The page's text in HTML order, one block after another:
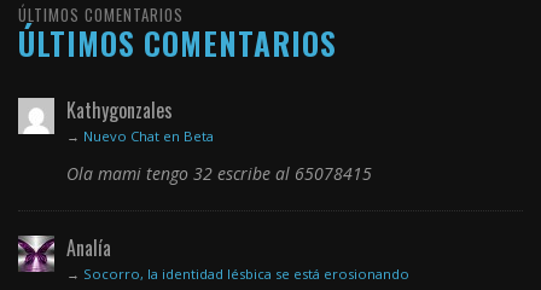
ÚLTIMOS COMENTARIOS
ÚLTIMOS COMENTARIOS
Kathygonzales
→ Nuevo Chat en Beta
Ola mami tengo 32 escribe al 65078415
Analía
→ Socorro, la identidad lésbica se está erosionando